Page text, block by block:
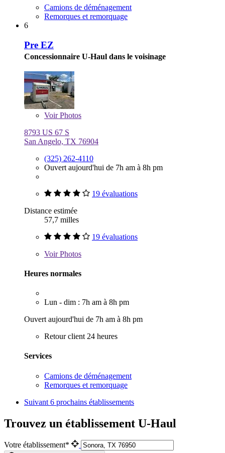
Camions de déménagement
Remorques et remorquage
6
Pre EZ
Concessionnaire U-Haul dans le voisinage
VoirPhotos
8793 US 67 S
San Angelo, TX 76904
(325) 262-4110
Ouvert aujourd'hui de 7h am à 8h pm
19 évaluations
Distance estimée
57,7 milles
19 évaluations
VoirPhotos
Heures normales
Lun - dim : 7h am à 8h pm
Ouvert aujourd'hui de 7h am à 8h pm
Retour client 24 heures
Services
Camions de déménagement
Remorques et remorquage
Suivant 6 prochains établissements
Trouvez un établissement U-Haul
Votre établissement*